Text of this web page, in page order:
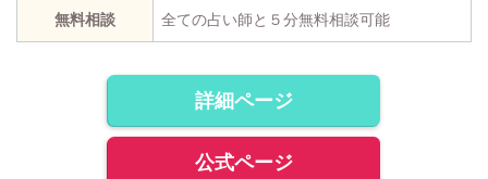
無料相談 全ての占い師と５分無料相談可能
詳細ページ
公式ページ